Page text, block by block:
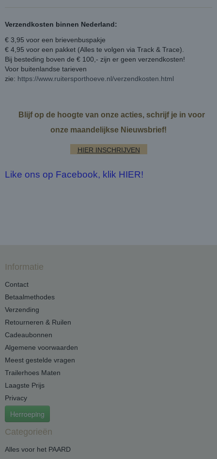
Verzendkosten binnen Nederland:
€ 3,95 voor een brievenbuspakje
€ 4,95 voor een pakket (Alles te volgen via Track & Trace).
Bij besteding boven de € 100,- zijn er geen verzendkosten!
Voor buitenlandse tarieven
zie: https://www.ruitersporthoeve.nl/verzendkosten.html
Blijf op de hoogte van onze acties, schrijf je in voor
onze maandelijkse Nieuwsbrief!
HIER INSCHRIJVEN
Like ons op Facebook, klik HIER!
Informatie
Contact
Betaalmethodes
Verzending
Retourneren & Ruilen
Cadeaubonnen
Algemene voorwaarden
Meest gestelde vragen
Trailerhoes Maten
Laagste Prijs
Privacy
Herroeping
Categorieën
Alles voor het PAARD